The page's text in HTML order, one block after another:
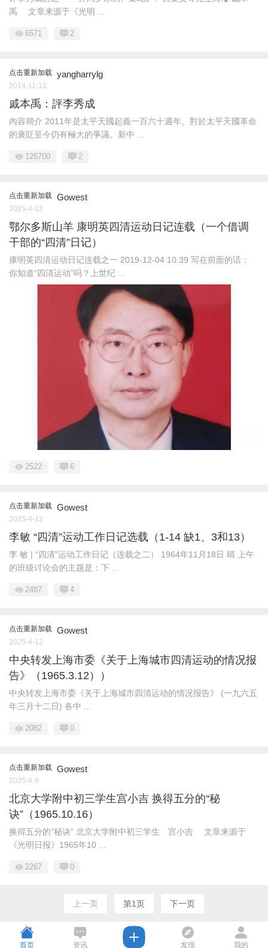
禹 文章来源于《光明 ...
6571 2
点击重新加载 yangharrylg
2014-11-13
戚本禹：評李秀成
內容簡介 2011年是太平天國起義一百六十週年。對於太平天國革命
的褒貶至今仍有極大的爭議。新中 ...
126700 2
点击重新加载 Gowest
2025-4-12
鄂尔多斯山羊 康明英四清运动日记连载（一个借调
干部的“四清”日记）
康明英四清运动日记连载之一 2019-12-04 10:39 写在前面的话：
你知道“四清运动”吗？上世纪 ...
2522 6
点击重新加载 Gowest
2025-4-12
李敏 “四清”运动工作日记选载（1-14 缺1、3和13）
李 敏 | “四清”运动工作日记（连载之二） 1964年11月18日 晴 上午
的班级讨论会的主题是：下 ...
2487 4
点击重新加载 Gowest
2025-4-12
中央转发上海市委《关于上海城市四清运动的情况报
告》（1965.3.12））
中央转发上海市委《关于上海城市四清运动的情况报告》 (一九六五
年三月十二日) 各中 ...
2082 0
点击重新加载 Gowest
2025-4-9
北京大学附中初三学生宫小吉 换得五分的“秘
诀”（1965.10.16）
换得五分的“秘诀” 北京大学附中初三学生 宫小吉 文章来源于
《光明日报》1965年10 ...
2267 0
上一页 第1页 下一页
首页 资讯 发现 我的